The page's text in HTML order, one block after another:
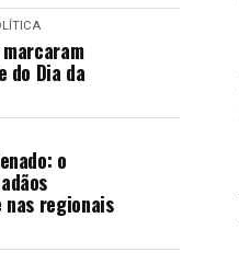
do Dia da
o
regionais